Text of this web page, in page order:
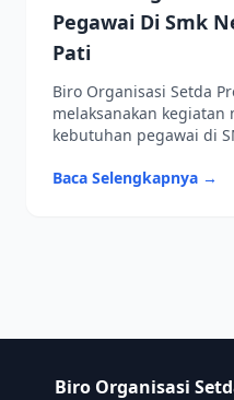
Pegawai Di Smk
Pati
Biro Organisasi Setda
melaksanakan
kebutuhan pegawai di
Baca Selengkapnya →
Biro Organisasi